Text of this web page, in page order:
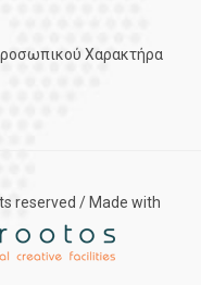
Χαρακτήρα
reserved / Made with